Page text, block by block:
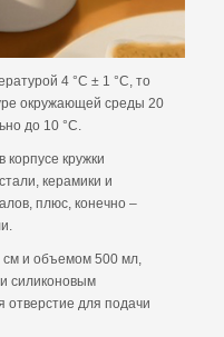
4 °С ± 1 °С, то
окружающей среды 20
до 10 °С.
корпусе кружки
керамики и
плюс, конечно –
см и объемом 500 мл,
силиконовым
отверстие для подачи